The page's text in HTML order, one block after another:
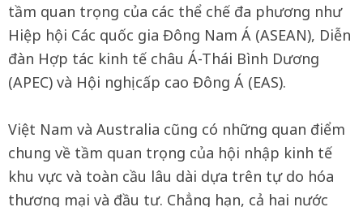
tầm quan trọng của các thể chế đa phương như
Hiệp hội Các quốc gia Đông Nam Á (ASEAN), Diễn
đàn Hợp tác kinh tế châu Á-Thái Bình Dương
(APEC) và Hội nghị cấp cao Đông Á (EAS).
Việt Nam và Australia cũng có những quan điểm
chung về tầm quan trọng của hội nhập kinh tế
khu vực và toàn cầu lâu dài dựa trên tự do hóa
thương mại và đầu tư. Chẳng hạn, cả hai nước